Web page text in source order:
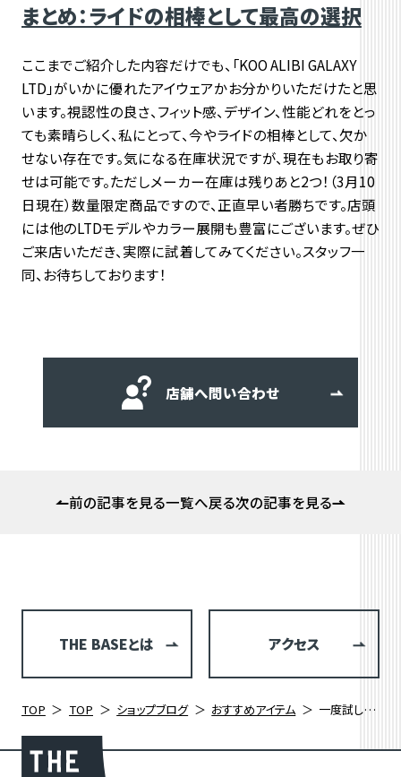
まとめ：ライドの相棒として最高の選択
ここまでご紹介した内容だけでも、「KOO ALIBI GALAXY
LTD」がいかに優れたアイウェアかお分かりいただけたと思
います。視認性の良さ、フィット感、デザイン、性能どれをとっ
ても素晴らしく、私にとって、今やライドの相棒として、欠か
せない存在です。気になる在庫状況ですが、現在もお取り寄
せは可能です。ただしメーカー在庫は残りあと2つ！（3月10
日現在）数量限定商品ですので、正直早い者勝ちです。店頭
には他のLTDモデルやカラー展開も豊富にございます。ぜひ
ご来店いただき、実際に試着してみてください。スタッフ一
同、お待ちしております！
店舗へ問い合わせ
前の記事を見る一覧へ戻る次の記事を見る
THE BASEとは アクセス
TOP TOP ショップブログ おすすめアイテム 一度試したら手放せない！KOO ALIBI GALAXY LTDがおすすめな理由。